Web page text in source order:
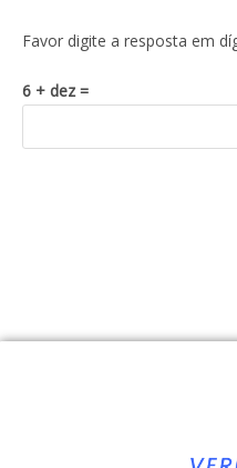
Favor digite a resposta em
6 + dez =